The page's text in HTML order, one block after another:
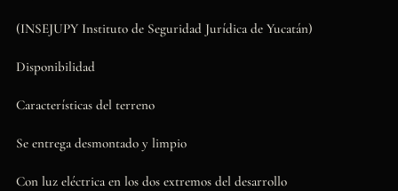
(INSEJUPY Instituto de Seguridad Jurídica de Yucatán)
Disponibilidad
Características del terreno
Se entrega desmontado y limpio
Con luz eléctrica en los dos extremos del desarrollo